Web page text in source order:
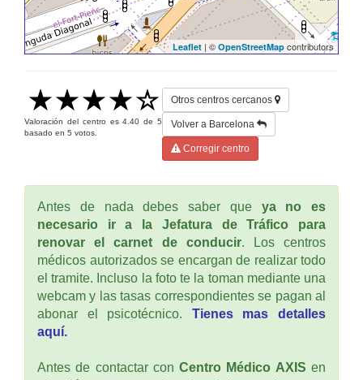
Leaflet | © OpenStreetMap contributors
Valoración del centro es4.40 de5
basado en 5 votos.
Otros centros cercanos
Volver a Barcelona
Corregir centro
Antes de nada debes saber que ya no es
necesario ir a la Jefatura de Tráfico para
renovar el carnet de conducir. Los centros
médicos autorizados se encargan de realizar todo
el tramite. Incluso la foto te la toman mediante una
webcam y las tasas correspondientes se pagan al
abonar el psicotécnico. Tienes mas detalles
aquí.
Antes de contactar conCentro Médico AXIS en